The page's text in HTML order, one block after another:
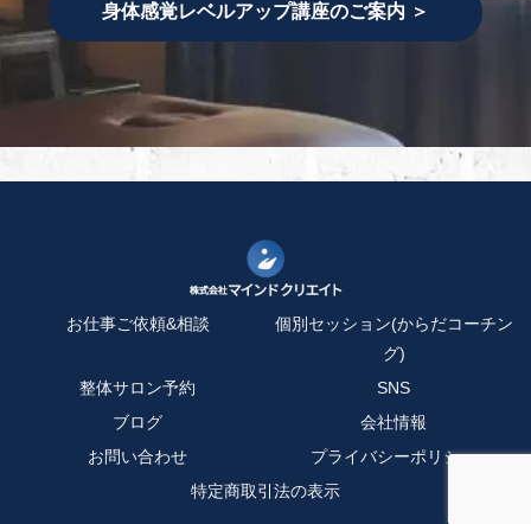
身体感覚レベルアップ講座のご案内 ＞
お仕事ご依頼&相談
個別セッション(からだコーチン
グ)
整体サロン予約
SNS
ブログ
会社情報
お問い合わせ
プライバシーポリシー
特定商取引法の表示